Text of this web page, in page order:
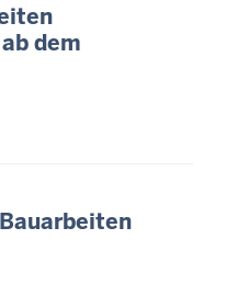
dem